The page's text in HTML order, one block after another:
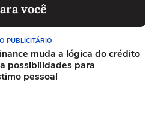
você
PUBLICITÁRIO
muda a lógica do crédito
possibilidades para
pessoal